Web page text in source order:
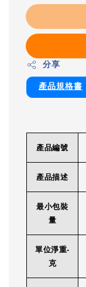
分享
產品規格書
產品編號
產品描述
最小包裝
量
單位淨重-
克